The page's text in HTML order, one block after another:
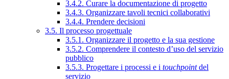
3.4.2. Curare la documentazione di progetto
3.4.3. Organizzare tavoli tecnici collaborativi
3.4.4. Prendere decisioni
3.5. Il processo progettuale
3.5.1. Organizzare il progetto e la sua gestione
3.5.2. Comprendere il contesto d’uso del servizio
pubblico
3.5.3. Progettare i processi e i touchpointdel
servizio